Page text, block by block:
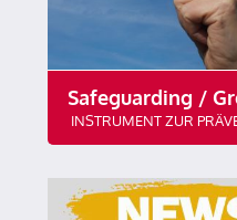
Safeguarding /
INSTRUMENT ZUR